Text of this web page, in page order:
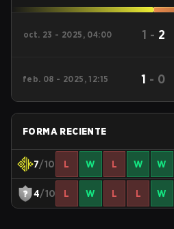
oct. 23 - 2025, 04:00 1 - 2
feb. 08 - 2025, 12:15 1 - 0
FORMA RECIENTE
7/10 L W L W W
4/10 L W L L W